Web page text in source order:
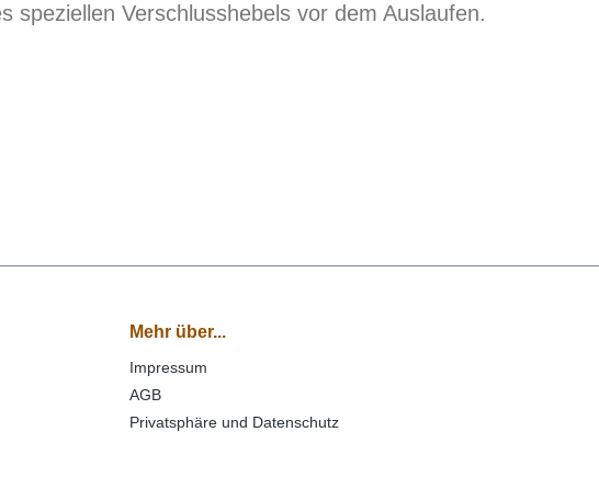
Verschlusshebels vor dem Auslaufen.
Mehr über...
Impressum
AGB
Privatsphäre und Datenschutz